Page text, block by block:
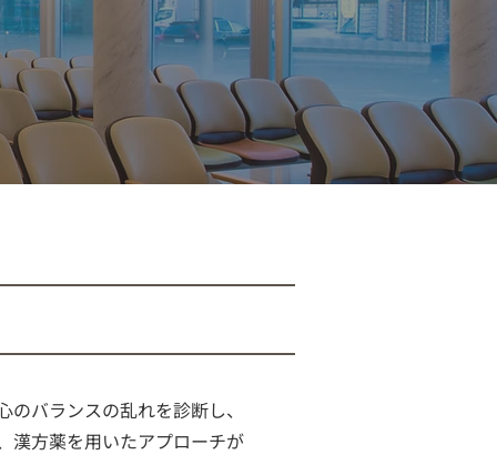
バランスの乱れを診断し、
漢方薬を用いたアプローチが